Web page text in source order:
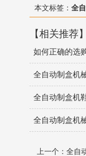
本文标签： 全
【相关推荐】
如何正确的选
全自动制盒机
全自动制盒机
全自动制盒机
上一个：全